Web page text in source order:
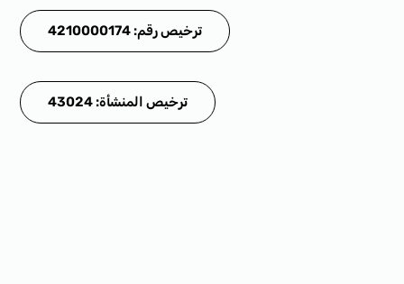
ترخيص رقم: 4210000174
ترخيص المنشأة: 43024